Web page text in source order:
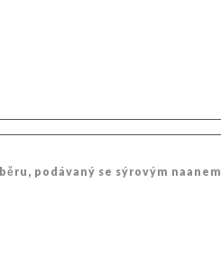
podávaný se sýrovým naanem